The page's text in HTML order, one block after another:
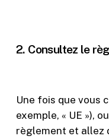
2. Consultez le
Une fois que vous
exemple, « UE »),
règlement et allez